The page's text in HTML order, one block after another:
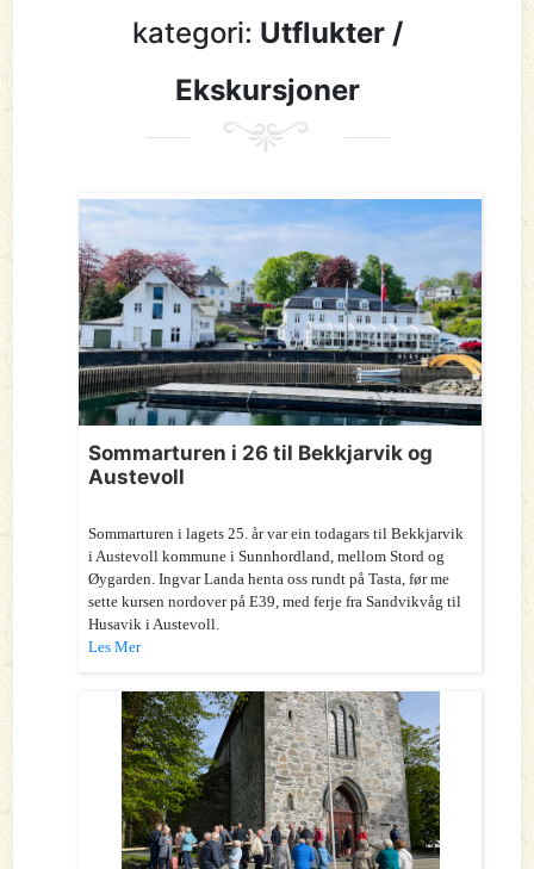
kategori: Utflukter /
Ekskursjoner
Sommarturen i 26 til Bekkjarvik og
Austevoll
Sommarturen i lagets 25. år var ein todagars til Bekkjarvik
i Austevoll kommune i Sunnhordland, mellom Stord og
Øygarden. Ingvar Landa henta oss rundt på Tasta, før me
sette kursen nordover på E39, med ferje fra Sandvikvåg til
Husavik i Austevoll.
Les Mer